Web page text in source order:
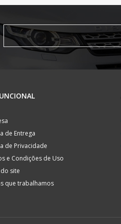
de Entrega
de Privacidade
e Condições de Uso
site
que trabalhamos